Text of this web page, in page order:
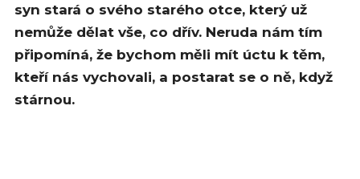
syn stará o svého starého otce, který už
nemůže dělat vše, co dřív. Neruda nám tím
připomíná, že bychom měli mít úctu k těm,
kteří nás vychovali, a postarat se o ně, když
stárnou.